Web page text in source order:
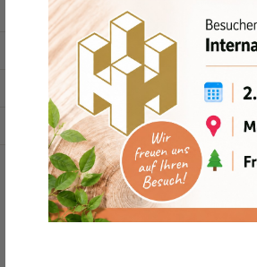
2,50 m
320 bar
35 - 50 l/m
1764 kg